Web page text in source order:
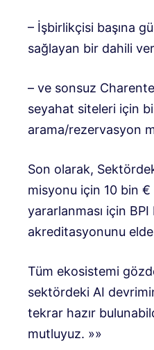
– İşbirlikçisi başına
sağlayan bir dahili
– ve sonsuz
seyahat siteleri için
arama/rezervasyon
Son olarak,
misyonu için 10 bin
yararlanması için BPI
akreditasyonunu
Tüm ekosistemi
sektördeki AI
tekrar hazır
mutluyuz. »»